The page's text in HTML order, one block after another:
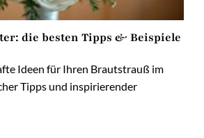
die besten Tipps & Beispiele
Ideen für Ihren Brautstrauß im
Tipps und inspirierender